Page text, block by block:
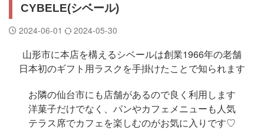
CYBELE(シベール)
2024-06-01 2024-05-30
山形市に本店を構えるシベールは創業1966年の老舗
日本初のギフト用ラスクを手掛けたことで知られます
お隣の仙台市にも店舗があるので良く利用します
洋菓子だけでなく、パンやカフェメニューも人気
テラス席でカフェを楽しむのがお気に入りです♡